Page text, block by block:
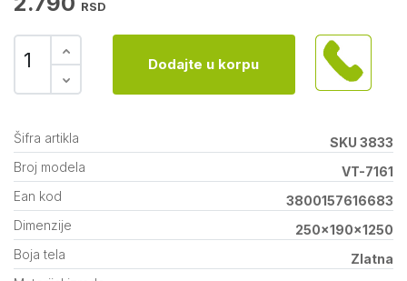
RSD
Dodajte u korpu
Šifra artikla
SKU 3833
Broj modela
VT-7161
Ean kod
3800157616683
Dimenzije
250x190x1250
Boja tela
Zlatna